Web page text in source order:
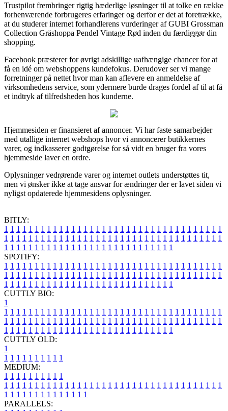
Trustpilot frembringer rigtig hæderlige løsninger til at tolke en række
forhenværende forbrugeres erfaringer og derfor er det at foretrække,
at du studerer internet forhandlerens vurderinger af GUBI Grossman
Collection Gräshoppa Pendel Vintage Rød inden du færdiggør din
shopping.
Facebook præsterer for øvrigt adskillige uafhængige chancer for at
få en idé om webshoppens kundefokus. Derudover ser vi mange
forretninger på nettet hvor man kan aflevere en anmeldelse af
virksomhedens service, som ydermere burde drages fordel af til at få
et indtryk af tilfredsheden hos kunderne.
Hjemmesiden er finansieret af annoncer. Vi har faste samarbejder
med utallige internet webshops hvor vi annoncerer butikkernes
varer, og indkasserer godtgørelse for så vidt en bruger fra vores
hjemmeside laver en ordre.
Oplysninger vedrørende varer og internet outlets understøttes tit,
men vi ønsker ikke at tage ansvar for ændringer der er lavet siden vi
nyligst opdaterede hjemmesidens oplysninger.
BITLY:
1 1 1 1 1 1 1 1 1 1 1 1 1 1 1 1 1 1 1 1 1 1 1 1 1 1 1 1 1 1 1 1 1 1 1 1
1 1 1 1 1 1 1 1 1 1 1 1 1 1 1 1 1 1 1 1 1 1 1 1 1 1 1 1 1 1 1 1 1 1 1 1
1 1 1 1 1 1 1 1 1 1 1 1 1 1 1 1 1 1 1 1 1 1 1 1 1 1 1 1
SPOTIFY:
1 1 1 1 1 1 1 1 1 1 1 1 1 1 1 1 1 1 1 1 1 1 1 1 1 1 1 1 1 1 1 1 1 1 1 1
1 1 1 1 1 1 1 1 1 1 1 1 1 1 1 1 1 1 1 1 1 1 1 1 1 1 1 1 1 1 1 1 1 1 1 1
1 1 1 1 1 1 1 1 1 1 1 1 1 1 1 1 1 1 1 1 1 1 1 1 1 1 1 1
CUTTLY BIO:
1
1 1 1 1 1 1 1 1 1 1 1 1 1 1 1 1 1 1 1 1 1 1 1 1 1 1 1 1 1 1 1 1 1 1 1 1
1 1 1 1 1 1 1 1 1 1 1 1 1 1 1 1 1 1 1 1 1 1 1 1 1 1 1 1 1 1 1 1 1 1 1 1
1 1 1 1 1 1 1 1 1 1 1 1 1 1 1 1 1 1 1 1 1 1 1 1 1 1 1 1
CUTTLY OLD:
1
1 1 1 1 1 1 1 1 1 1
MEDIUM:
1 1 1 1 1 1 1 1 1 1
1 1 1 1 1 1 1 1 1 1 1 1 1 1 1 1 1 1 1 1 1 1 1 1 1 1 1 1 1 1 1 1 1 1 1 1
1 1 1 1 1 1 1 1 1 1 1 1 1 1
PARALLELS: